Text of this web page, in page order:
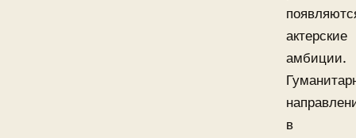
актерские
амбиции.
в